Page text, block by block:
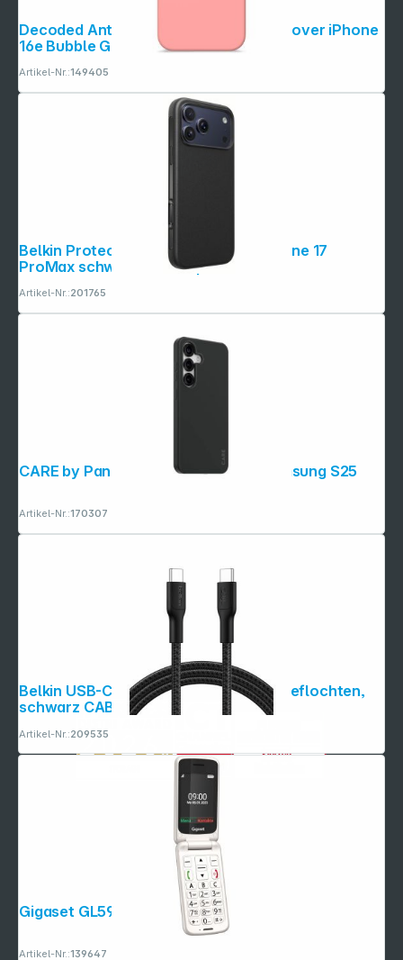
Decoded AntiMicrobial Silicone Backcover iPhone
16e Bubble Gum
Artikel-Nr.:149405
Belkin Protect magn. Schutzhülle iPhone 17
ProMax schw.MSA040hqBK
Artikel-Nr.:201765
CARE by PanzerGlass Case Black Samsung S25
Artikel-Nr.:170307
Belkin USB-C/USB-c Kabel 240W 2m geflochten,
schwarz CAB025hq2MBK
Artikel-Nr.:209535
Artikel-Nr.:139647
Copyright © 2001 - 2026 dexxIT. Alle Rechte vorbehalten.